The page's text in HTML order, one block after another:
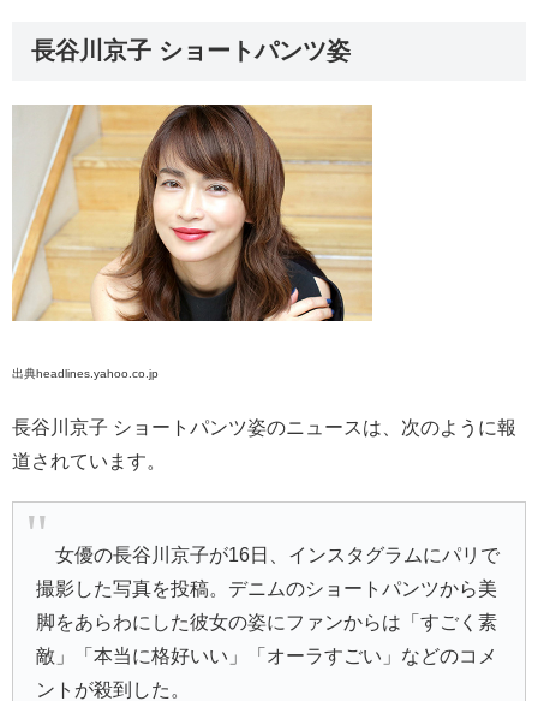
長谷川京子 ショートパンツ姿
出典headlines.yahoo.co.jp
長谷川京子 ショートパンツ姿のニュースは、次のように報
道されています。
女優の長谷川京子が16日、インスタグラムにパリで
撮影した写真を投稿。デニムのショートパンツから美
脚をあらわにした彼女の姿にファンからは「すごく素
敵」「本当に格好いい」「オーラすごい」などのコメ
ントが殺到した。